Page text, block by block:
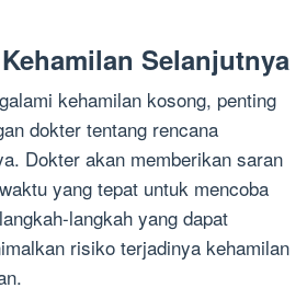
Selanjutnya
kehamilan kosong, penting
dokter tentang rencana
Dokter akan memberikan saran
yang tepat untuk mencoba
langkah yang dapat
risiko terjadinya kehamilan